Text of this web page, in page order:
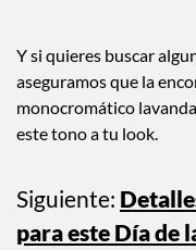
Y si quieres buscar
aseguramos que la
monocromático
este tono a tu look.
Siguiente:
para este Día de